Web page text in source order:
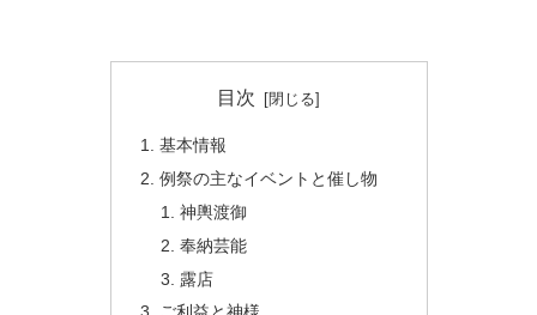
目次
基本情報
例祭の主なイベントと催し物
神輿渡御
奉納芸能
露店